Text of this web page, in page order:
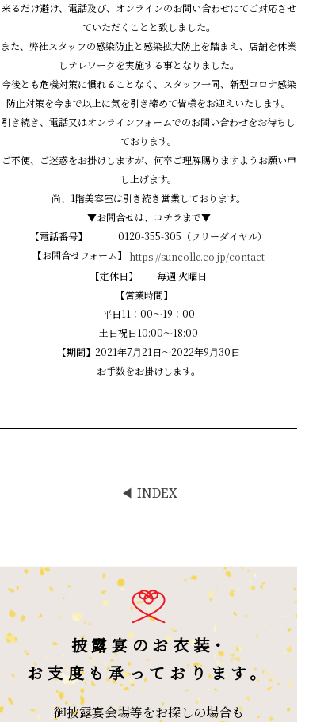
来るだけ避け、電話及び、オンラインのお問い合わせにてご対応させ
ていただくことと致しました。
また、弊社スタッフの感染防止と感染拡大防止を踏まえ、店舗を休業
しテレワークを実施する事となりました。
今後とも危機対策に慣れることなく、スタッフ一同、新型コロナ感染
防止対策を今まで以上に気を引き締めて皆様をお迎えいたします。
引き続き、電話又はオンラインフォームでのお問い合わせをお待ちし
ております。
ご不便、ご迷惑をお掛けしますが、何卒ご理解賜りますようお願い申
し上げます。
尚、1階美容室は引き続き営業しております。
▼お問合せは、コチラまで▼
【電話番号】 0120-355-305（フリーダイヤル）
【お問合せフォーム】 https://suncolle.co.jp/contact
【定休日】 毎週 火曜日
【営業時間】
平日11：00～19：00
土日祝日10:00～18:00
【期間】2021年7月21日～2022年9月30日
お手数をお掛けします。
INDEX
披露宴のお衣装･
お支度も承っております。
御披露宴会場等をお探しの場合も